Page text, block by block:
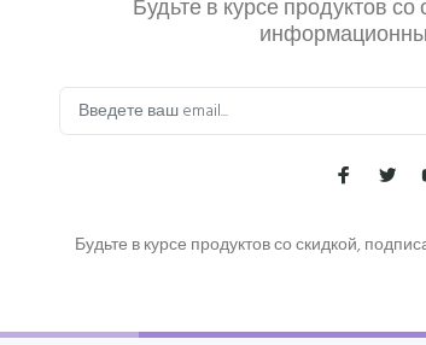
Будьте в курсе продуктов
Будьте в курсе продуктов со скидкой,